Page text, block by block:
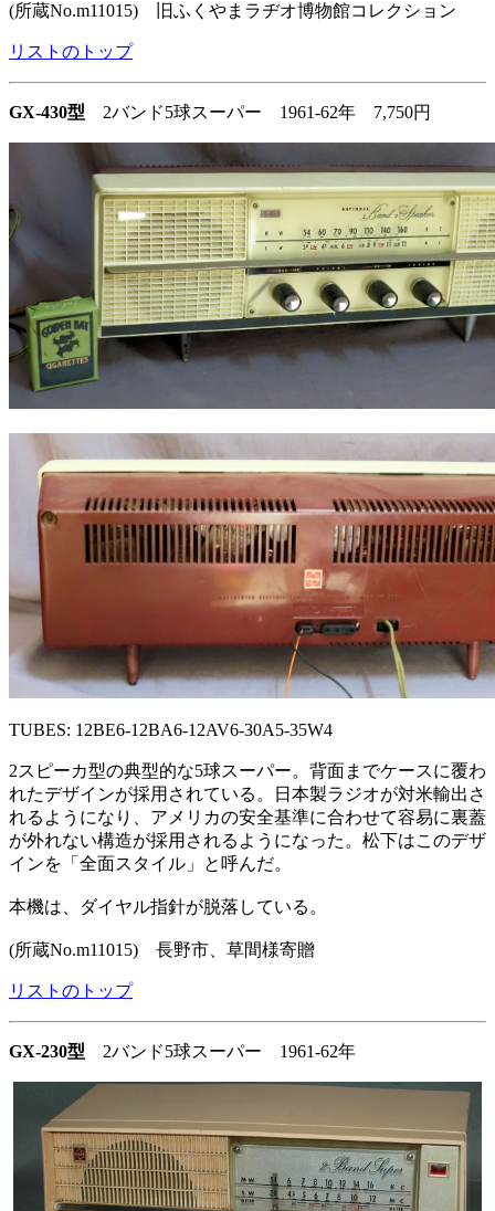
(所蔵No.m11015) 旧ふくやまラヂオ博物館コレクション
リストのトップ
GX-430型 2バンド5球スーパー 1961-62年 7,750円
TUBES: 12BE6-12BA6-12AV6-30A5-35W4
2スピーカ型の典型的な5球スーパー。背面までケースに覆わ
れたデザインが採用されている。日本製ラジオが対米輸出さ
れるようになり、アメリカの安全基準に合わせて容易に裏蓋
が外れない構造が採用されるようになった。松下はこのデザ
インを「全面スタイル」と呼んだ。
本機は、ダイヤル指針が脱落している。
(所蔵No.m11015) 長野市、草間様寄贈
リストのトップ
GX-230型 2バンド5球スーパー 1961-62年